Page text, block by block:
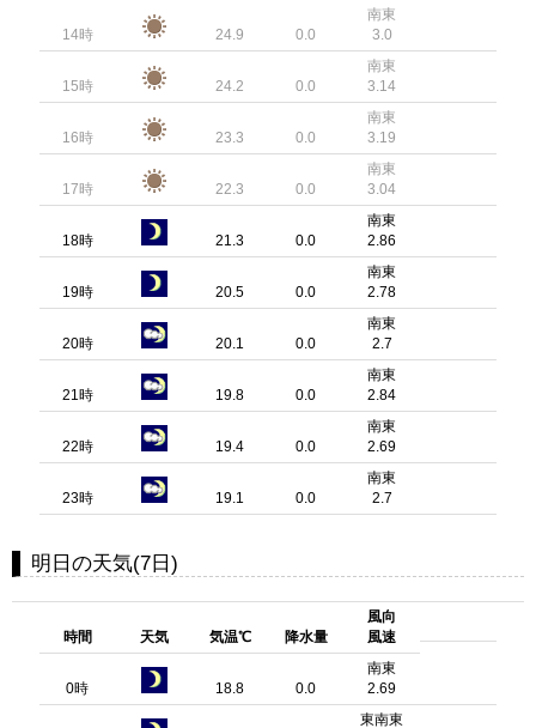
14時 24.9 0.0
南東
3.0
15時 24.2 0.0
南東
3.14
16時 23.3 0.0
南東
3.19
17時 22.3 0.0
南東
3.04
18時 21.3 0.0
南東
2.86
19時 20.5 0.0
南東
2.78
20時 20.1 0.0
南東
2.7
21時 19.8 0.0
南東
2.84
22時 19.4 0.0
南東
2.69
23時 19.1 0.0
南東
2.7
明日の天気(7日)
時間 天気 気温℃ 降水量
風向
風速
0時 18.8 0.0
南東
2.69
東南東